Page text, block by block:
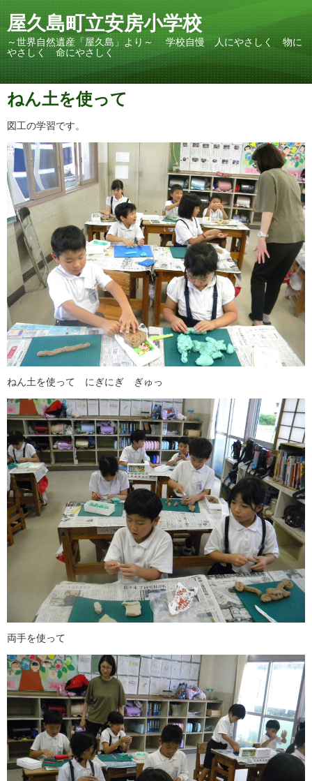
屋久島町立安房小学校
～世界自然遺産「屋久島」より～ 学校自慢 人にやさしく 物に
やさしく 命にやさしく
ねん土を使って
図工の学習です。
ねん土を使って にぎにぎ ぎゅっ
両手を使って